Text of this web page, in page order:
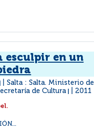
esculpir en un
Salta : Salta. Ministerio de
de Cultura
2011